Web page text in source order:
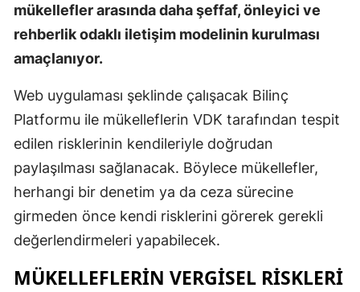
İzmir
Kayseri
Kocaeli
Kütahya
mükellefler arasında daha şeffaf, önleyici ve
rehberlik odaklı iletişim modelinin kurulması
amaçlanıyor.
Web uygulaması şeklinde çalışacak Bilinç
Platformu ile mükelleflerin VDK tarafından tespit
edilen risklerinin kendileriyle doğrudan
paylaşılması sağlanacak. Böylece mükellefler,
herhangi bir denetim ya da ceza sürecine
girmeden önce kendi risklerini görerek gerekli
değerlendirmeleri yapabilecek.
MÜKELLEFLERIN VERGISEL RISKLERI